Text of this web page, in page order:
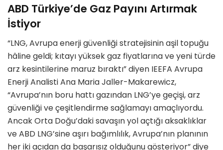
ABD Türkiye’de Gaz Payını Artırmak
İstiyor
“LNG, Avrupa enerji güvenliği stratejisinin aşil topuğu
hâline geldi; kıtayı yüksek gaz fiyatlarına ve yeni türde
arz kesintilerine maruz bıraktı” diyen IEEFA Avrupa
Enerji Analisti Ana Maria Jaller-Makarewicz,
“Avrupa’nın boru hattı gazından LNG’ye geçişi, arz
güvenliği ve çeşitlendirme sağlamayı amaçlıyordu.
Ancak Orta Doğu’daki savaşın yol açtığı aksaklıklar
ve ABD LNG’sine aşırı bağımlılık, Avrupa’nın planının
her iki açıdan da başarısız olduğunu gösteriyor” diye